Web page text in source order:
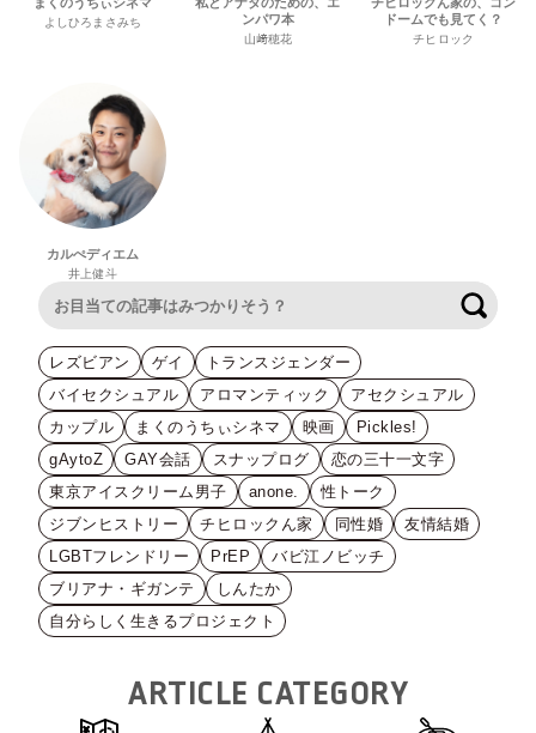
よしひろまさみち
ンパワ本
山﨑穂花
ドームでも見てく？
チヒロック
カルぺディエム
井上健斗
レズビアン ゲイ
トランスジェンダー
バイセクシュアル
アロマンティック
アセクシュアル
カップル
まくのうちぃシネマ 映画
Pickles!
gAytoZ
GAY会話 スナップログ
恋の三十一文字
東京アイスクリーム男子
anone.
性トーク
ジブンヒストリー
チヒロックん家 同性婚
友情結婚
LGBTフレンドリー
PrEP
バビ江ノビッチ
ブリアナ・ギガンテ
しんたか
自分らしく生きるプロジェクト
ARTICLE CATEGORY